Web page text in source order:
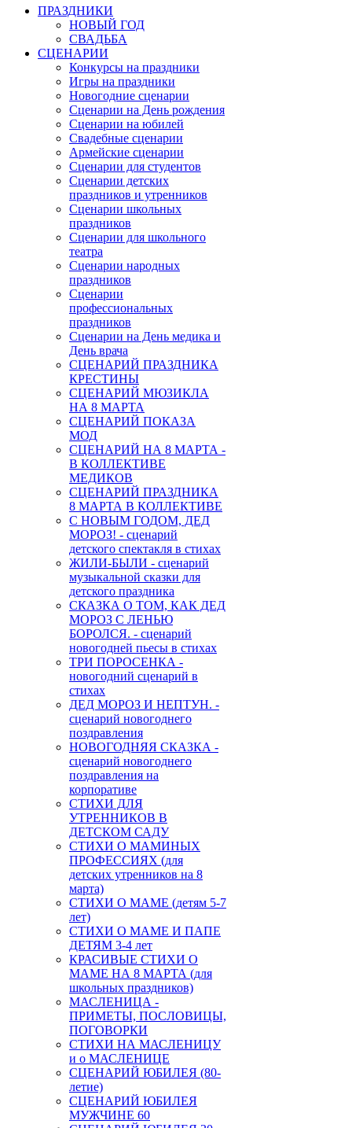
ПРАЗДНИКИ
НОВЫЙ ГОД
СВАДЬБА
СЦЕНАРИИ
Конкурсы на праздники
Игры на праздники
Новогодние сценарии
Сценарии на День рождения
Сценарии на юбилей
Свадебные сценарии
Армейские сценарии
Сценарии для студентов
Сценарии детских
праздников и утренников
Сценарии школьных
праздников
Сценарии для школьного
театра
Сценарии народных
праздников
Сценарии
профессиональных
праздников
Сценарии на День медика и
День врача
СЦЕНАРИЙ ПРАЗДНИКА
КРЕСТИНЫ
СЦЕНАРИЙ МЮЗИКЛА
НА 8 МАРТА
СЦЕНАРИЙ ПОКАЗА
МОД
СЦЕНАРИЙ НА 8 МАРТА -
В КОЛЛЕКТИВЕ
МЕДИКОВ
СЦЕНАРИЙ ПРАЗДНИКА
8 МАРТА В КОЛЛЕКТИВЕ
С НОВЫМ ГОДОМ, ДЕД
МОРОЗ! - сценарий
детского спектакля в стихах
ЖИЛИ-БЫЛИ - сценарий
музыкальной сказки для
детского праздника
СКАЗКА О ТОМ, КАК ДЕД
МОРОЗ С ЛЕНЬЮ
БОРОЛСЯ. - сценарий
новогодней пьесы в стихах
ТРИ ПОРОСЕНКА -
новогодний сценарий в
стихах
ДЕД МОРОЗ И НЕПТУН. -
сценарий новогоднего
поздравления
НОВОГОДНЯЯ СКАЗКА -
сценарий новогоднего
поздравления на
корпоративе
СТИХИ ДЛЯ
УТРЕННИКОВ В
ДЕТСКОМ САДУ
СТИХИ О МАМИНЫХ
ПРОФЕССИЯХ (для
детских утренников на 8
марта)
СТИХИ О МАМЕ (детям 5-7
лет)
СТИХИ О МАМЕ И ПАПЕ
ДЕТЯМ 3-4 лет
КРАСИВЫЕ СТИХИ О
МАМЕ НА 8 МАРТА (для
школьных праздников)
МАСЛЕНИЦА -
ПРИМЕТЫ, ПОСЛОВИЦЫ,
ПОГОВОРКИ
СТИХИ НА МАСЛЕНИЦУ
и о МАСЛЕНИЦЕ
СЦЕНАРИЙ ЮБИЛЕЯ (80-
летие)
СЦЕНАРИЙ ЮБИЛЕЯ
МУЖЧИНЕ 60